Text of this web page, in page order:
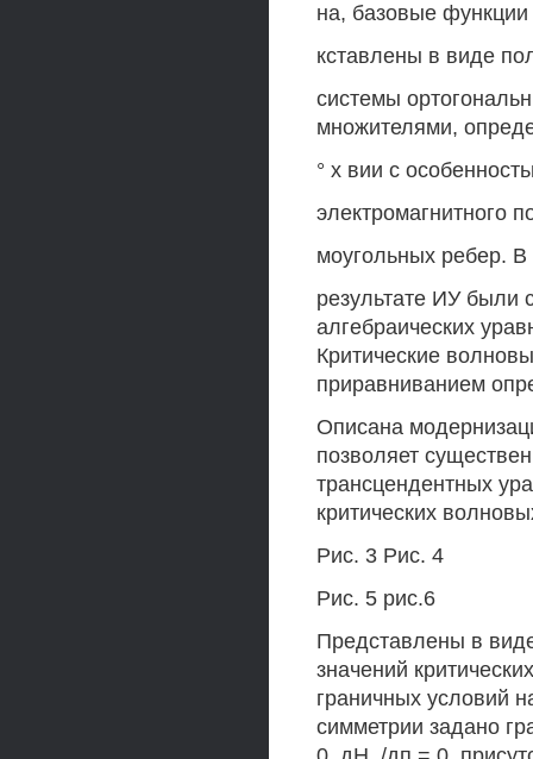
на, базовые
кставлены в виде
системы
множителями,
° х вии с
электромагнитного
моугольных ребер. В
результате ИУ были
алгебраических
Критические
приравниванием
Описана
позволяет
трансцендентных
критических
Рис. 3 Рис. 4
Рис. 5 рис.6
Представлены в
значений
граничных условий
симметрии задано